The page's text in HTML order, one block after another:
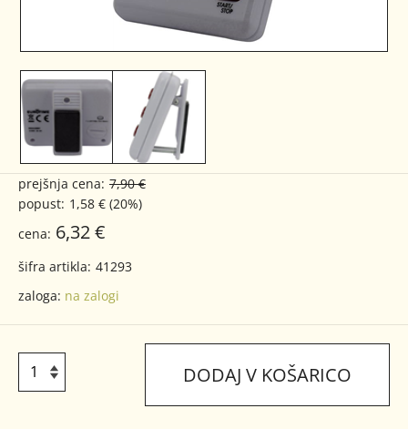
prejšnja cena: 7,90 €
popust: 1,58 € (20%)
cena: 6,32 €
šifra artikla: 41293
zaloga: na zalogi
DODAJ V KOŠARICO